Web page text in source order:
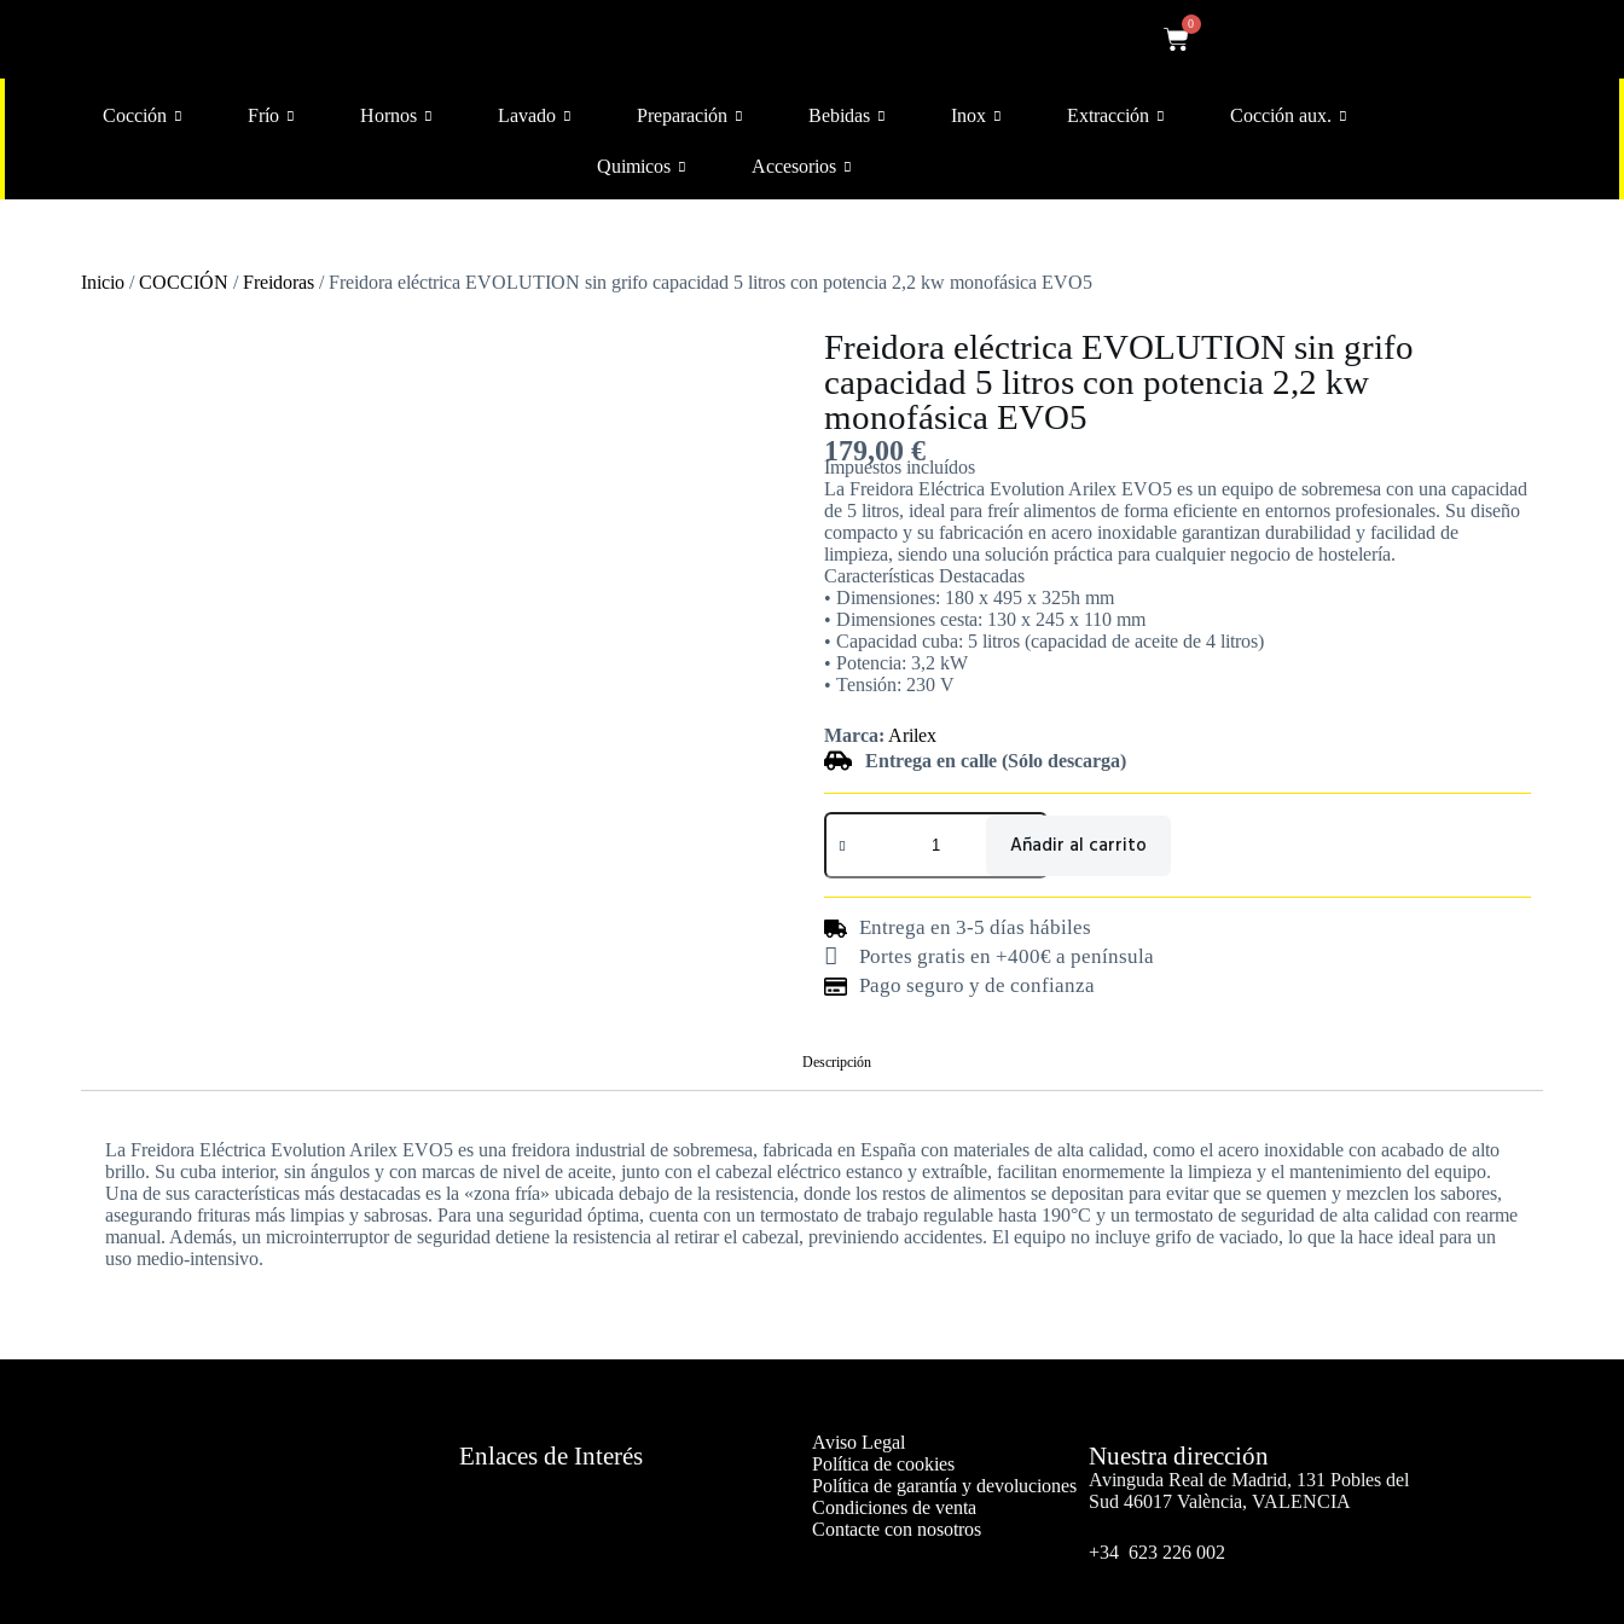
0
Cocción Frío Hornos Lavado Preparación Bebidas Inox Extracción Cocción aux.
Quimicos Accesorios
Inicio /COCCIÓN /Freidoras / Freidora eléctrica EVOLUTION sin grifo capacidad 5 litros con potencia 2,2 kw monofásica EVO5
Freidora eléctrica EVOLUTION sin grifo
capacidad 5 litros con potencia 2,2 kw
monofásica EVO5
179,00 €
Impuestos incluídos
La Freidora Eléctrica Evolution Arilex EVO5 es un equipo de sobremesa con una capacidad
de 5 litros, ideal para freír alimentos de forma eficiente en entornos profesionales. Su diseño
compacto y su fabricación en acero inoxidable garantizan durabilidad y facilidad de
limpieza, siendo una solución práctica para cualquier negocio de hostelería.
Características Destacadas
• Dimensiones: 180 x 495 x 325h mm
• Dimensiones cesta: 130 x 245 x 110 mm
• Capacidad cuba: 5 litros (capacidad de aceite de 4 litros)
• Potencia: 3,2 kW
• Tensión: 230 V
Marca: Arilex
Entrega en calle (Sólo descarga)
Añadir al carrito
Entrega en 3-5 días hábiles
Portes gratis en +400€ a península
Pago seguro y de confianza
Descripción
La Freidora Eléctrica Evolution Arilex EVO5 es una freidora industrial de sobremesa, fabricada en España con materiales de alta calidad, como el acero inoxidable con acabado de alto
brillo. Su cuba interior, sin ángulos y con marcas de nivel de aceite, junto con el cabezal eléctrico estanco y extraíble, facilitan enormemente la limpieza y el mantenimiento del equipo.
Una de sus características más destacadas es la «zona fría» ubicada debajo de la resistencia, donde los restos de alimentos se depositan para evitar que se quemen y mezclen los sabores,
asegurando frituras más limpias y sabrosas. Para una seguridad óptima, cuenta con un termostato de trabajo regulable hasta 190°C y un termostato de seguridad de alta calidad con rearme
manual. Además, un microinterruptor de seguridad detiene la resistencia al retirar el cabezal, previniendo accidentes. El equipo no incluye grifo de vaciado, lo que la hace ideal para un
uso medio-intensivo.
Enlaces de Interés
Aviso Legal
Política de cookies
Política de garantía y devoluciones
Condiciones de venta
Contacte con nosotros
Nuestra dirección
Avinguda Real de Madrid, 131 Pobles del
Sud 46017 València, VALENCIA
+34 623 226 002